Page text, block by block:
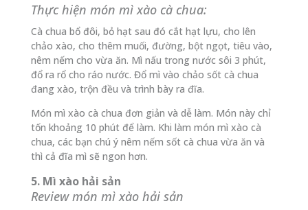
Thực hiện món mì xào cà chua:
Cà chua bổ đôi, bỏ hạt sau đó cắt hạt lựu, cho lên
chảo xào, cho thêm muối, đường, bột ngọt, tiêu vào,
nêm nếm cho vừa ăn. Mì nấu trong nước sôi 3 phút,
đổ ra rổ cho ráo nước. Đổ mì vào chảo sốt cà chua
đang xào, trộn đều và trình bày ra đĩa.
Món mì xào cà chua đơn giản và dễ làm. Món này chỉ
tốn khoảng 10 phút để làm. Khi làm món mì xào cà
chua, các bạn chú ý nêm nếm sốt cà chua vừa ăn và
thì cả đĩa mì sẽ ngon hơn.
5. Mì xào hải sản
Review món mì xào hải sản